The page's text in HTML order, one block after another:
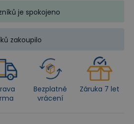
je spokojeno
zakoupilo
Bezplatné
vrácení
Záruka 7 let